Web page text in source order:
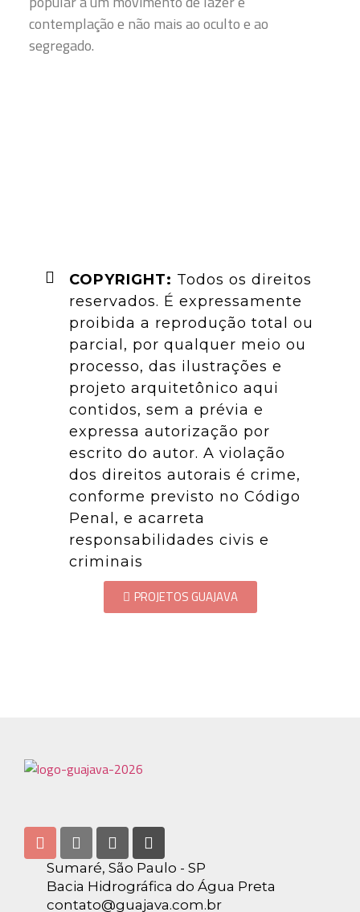
contemplação e não mais ao oculto e ao
segregado.
COPYRIGHT: Todos os direitos
reservados. É expressamente
proibida a reprodução total ou
parcial, por qualquer meio ou
processo, das ilustrações e
projeto arquitetônico aqui
contidos, sem a prévia e
expressa autorização por
escrito do autor. A violação
dos direitos autorais é crime,
conforme previsto no Código
Penal, e acarreta
responsabilidades civis e
criminais
PROJETOS GUAJAVA
Sumaré, São Paulo - SP
Bacia Hidrográfica do Água Preta
contato@guajava.com.br